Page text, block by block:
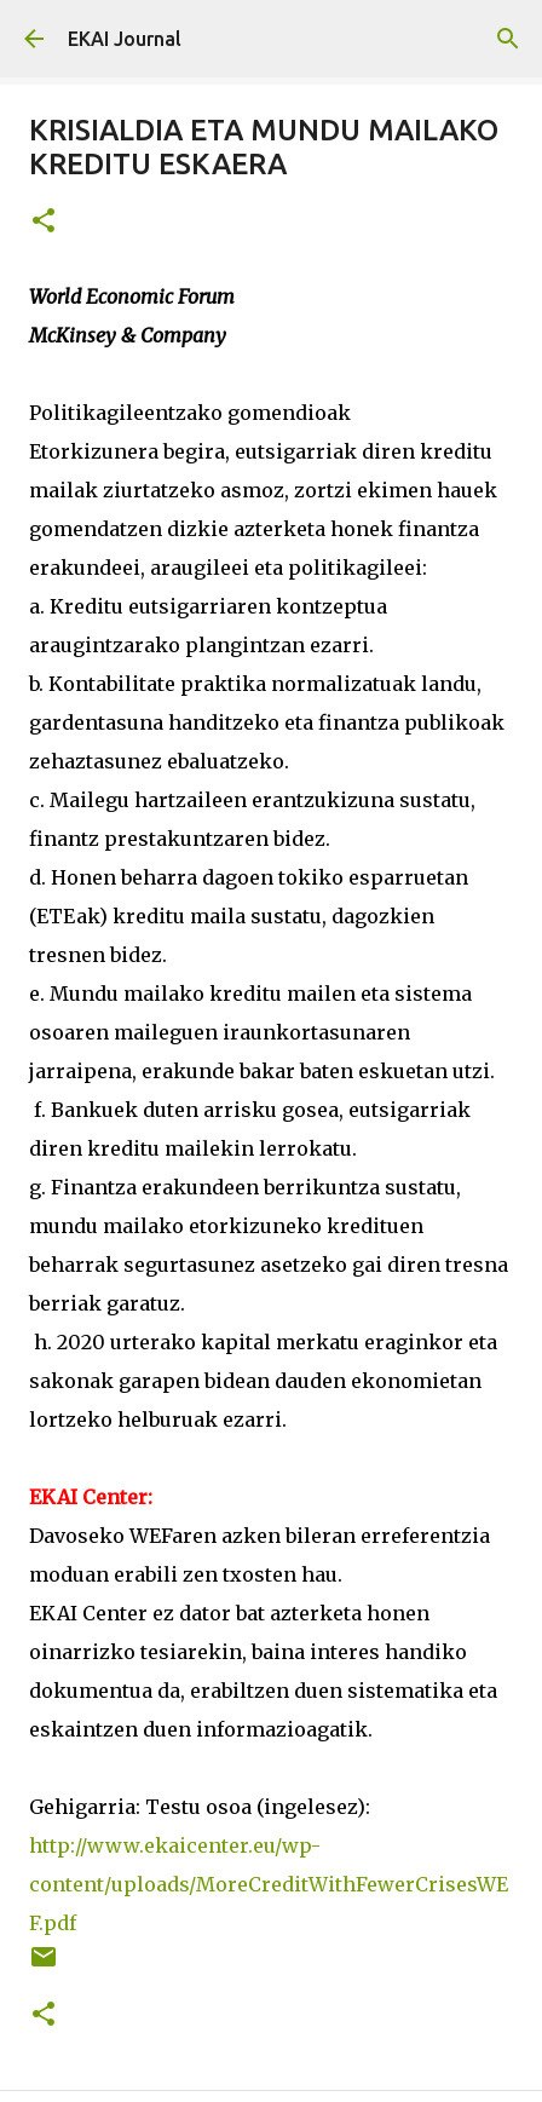
EKAI Journal
KRISIALDIA ETA MUNDU MAILAKO
KREDITU ESKAERA
World Economic Forum
McKinsey & Company
Politikagileentzako gomendioak
Etorkizunera begira, eutsigarriak diren kreditu
mailak ziurtatzeko asmoz, zortzi ekimen hauek
gomendatzen dizkie azterketa honek finantza
erakundeei, araugileei eta politikagileei:
a. Kreditu eutsigarriaren kontzeptua
araugintzarako plangintzan ezarri.
b. Kontabilitate praktika normalizatuak landu,
gardentasuna handitzeko eta finantza publikoak
zehaztasunez ebaluatzeko.
c. Mailegu hartzaileen erantzukizuna sustatu,
finantz prestakuntzaren bidez.
d. Honen beharra dagoen tokiko esparruetan
(ETEak) kreditu maila sustatu, dagozkien
tresnen bidez.
e. Mundu mailako kreditu mailen eta sistema
osoaren maileguen iraunkortasunaren
jarraipena, erakunde bakar baten eskuetan utzi.
f. Bankuek duten arrisku gosea, eutsigarriak
diren kreditu mailekin lerrokatu.
g. Finantza erakundeen berrikuntza sustatu,
mundu mailako etorkizuneko kredituen
beharrak segurtasunez asetzeko gai diren tresna
berriak garatuz.
h. 2020 urterako kapital merkatu eraginkor eta
sakonak garapen bidean dauden ekonomietan
lortzeko helburuak ezarri.
EKAI Center:
Davoseko WEFaren azken bileran erreferentzia
moduan erabili zen txosten hau.
EKAI Center ez dator bat azterketa honen
oinarrizko tesiarekin, baina interes handiko
dokumentua da, erabiltzen duen sistematika eta
eskaintzen duen informazioagatik.
Gehigarria: Testu osoa (ingelesez):
http://www.ekaicenter.eu/wp-
content/uploads/MoreCreditWithFewerCrisesWE
F.pdf